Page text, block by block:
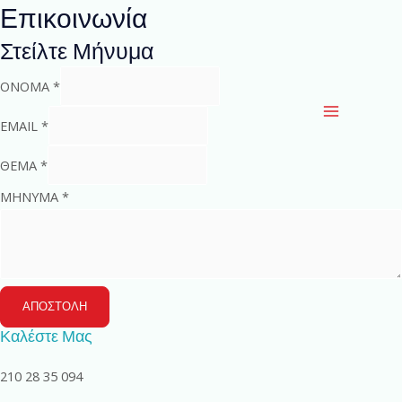
Μετάβαση
περιεχόμενο
Επικοινωνία
Στείλτε Μήνυμα
ΟΝΟΜΑ *
EMAIL *
ΘΕΜΑ *
ΜΗΝΥΜΑ *
ΑΠΟΣΤΟΛΗ
Καλέστε Μας
210 28 35 094